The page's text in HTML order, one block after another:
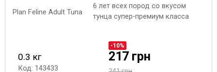
6 лет всех пород со вкусом
тунца супер-премиум класса
0.3 кг
Код: 143433
-10%
217 грн